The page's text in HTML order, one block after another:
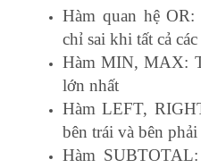
Hàm quan hệ
chỉ sai khi tất cả
Hàm MIN, MAX:
lớn nhất
Hàm LEFT,
bên trái và bên
Hàm